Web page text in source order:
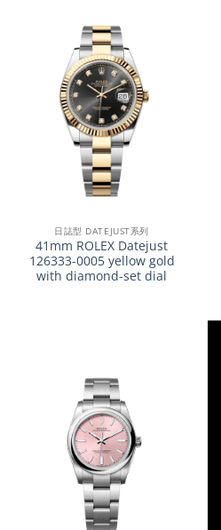
日誌型 DATEJUST系列
41mm ROLEX Datejust
126333-0005 yellow gold
with diamond-set dial